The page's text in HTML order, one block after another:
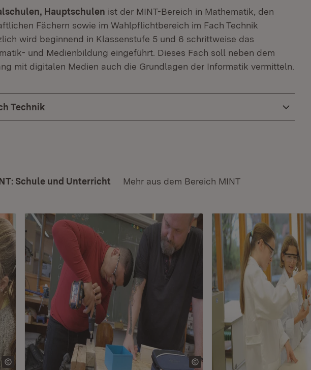
Hauptschulen ist der MINT-Bereich in Mathematik, den
Fächern sowie im Wahlpflichtbereich im Fach Technik
wird beginnend in Klassenstufe 5 und 6 schrittweise das
und Medienbildung eingeführt. Dieses Fach soll neben dem
mit digitalen Medien auch die Grundlagen der Informatik vermitteln.
Technik
Schule und Unterricht Mehr aus dem Bereich MINT